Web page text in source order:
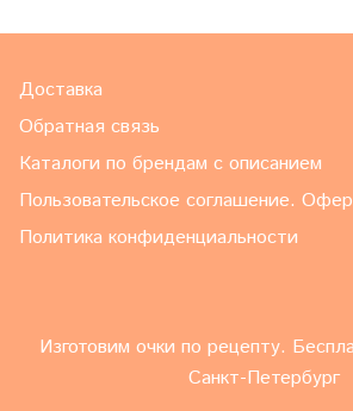
Доставка
Обратная связь
Каталоги по брендам с описанием
Пользовательское соглашение.
Политика конфиденциальности
Изготовим очки по рецепту.
Санкт-Петербург